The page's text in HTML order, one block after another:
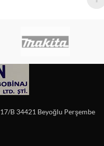
B 34421 Beyoğlu Perşembe